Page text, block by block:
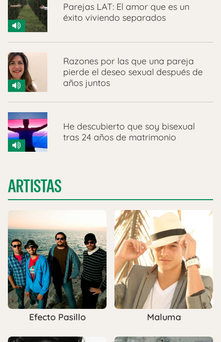
Parejas LAT: El amor que es un
éxito viviendo separados
Razones por las que una pareja
pierde el deseo sexual después de
años juntos
He descubierto que soy bisexual
tras 24 años de matrimonio
ARTISTAS
Efecto Pasillo Maluma